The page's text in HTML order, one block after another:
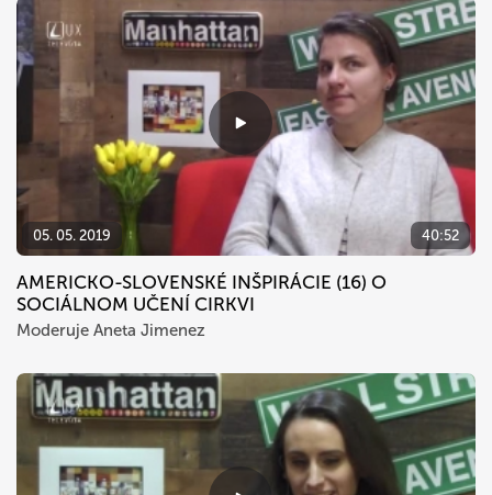
05. 05. 2019 40:52
AMERICKO-SLOVENSKÉ INŠPIRÁCIE (16) O
SOCIÁLNOM UČENÍ CIRKVI
Moderuje Aneta Jimenez